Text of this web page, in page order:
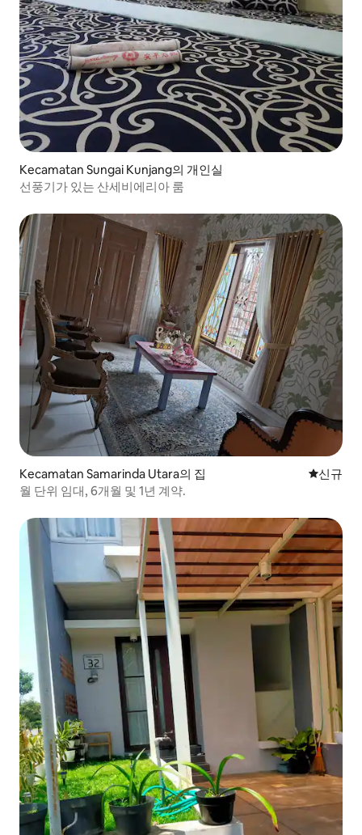
Kecamatan Sungai Kunjang의 개인실
선풍기가 있는 산세비에리아 룸
Kecamatan Samarinda Utara의 집 신규 숙소
신규
월 단위 임대, 6개월 및 1년 계약.